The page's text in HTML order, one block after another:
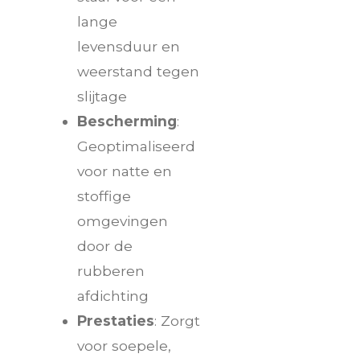
lange
levensduur en
weerstand tegen
slijtage
Bescherming:
Geoptimaliseerd
voor natte en
stoffige
omgevingen
door de
rubberen
afdichting
Prestaties: Zorgt
voor soepele,